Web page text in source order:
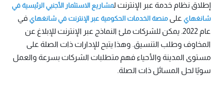
إطلاق نظام خدمة عبر الإنترنت لمشاريع الاستثمار الأجنبي الرئيسية في
شانغهاي على منصة الخدمات الحكومية عبر الإنترنت في شانغهاي في
عام 2022. يمكن للشركات ملئ النماذج عبر الإنترنت للإبلاغ عن
المخاوف وطلب التنسيق. وهذا يتيح للإدارات ذات الصلة على
مستوى المدينة والأحياء فهم متطلبات الشركات بسرعة والعمل
سويًا لحل المسائل ذات الصلة.